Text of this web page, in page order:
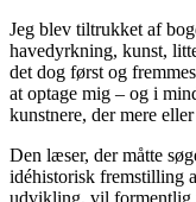
Jeg blev tiltrukket af
havedyrkning, kunst,
det dog først og
at optage mig – og i
kunstnere, der mere
Den læser, der måtte
idéhistorisk fremstilling
udvikling, vil formentlig